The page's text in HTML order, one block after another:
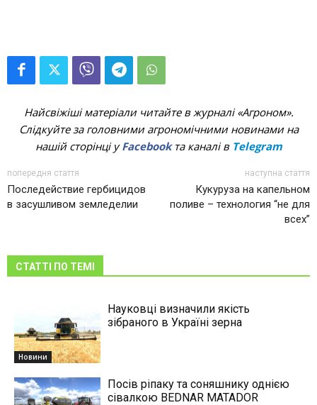
Найсвіжіші матеріали читайте в журналі «Агроном».
Слідкуйте за головними агрономічними новинами на
нашій сторінці уFacebookта каналі в Telegram
попередня стаття
Последействие гербицидов
в засушливом земледелии
наступна стаття
Кукуруза на капельном
поливе – технология “не для
всех”
СТАТТІ ПО ТЕМІ
Новини
Науковці визначили якість
зібраного в Україні зерна
Посів ріпаку та соняшнику однією
сівалкою BEDNAR MATADOR